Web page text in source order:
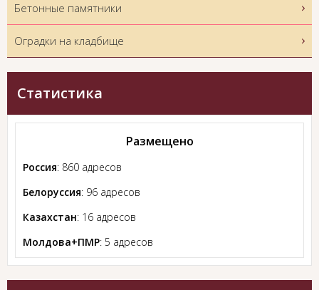
Бетонные памятники
Оградки на кладбище
Статистика
Размещено
Россия: 860 адресов
Белоруссия: 96 адресов
Казахстан: 16 адресов
Молдова+ПМР: 5 адресов